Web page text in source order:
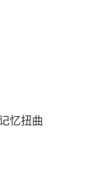
忆扭曲